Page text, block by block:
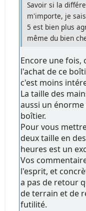
Savoir si la
m'importe, je
5 est bien plus
même du bien
Encore une fois,
l'achat de ce
c'est moins
La taille des
aussi un
boîtier.
Pour vous
deux taille en
heures est un
Vos
l'esprit, et
a pas de retour
de terrain et de
futilité.